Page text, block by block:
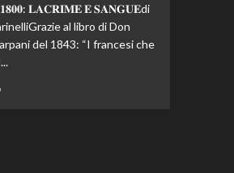
𝐋𝐀𝐂𝐑𝐈𝐌𝐄 𝐄 𝐒𝐀𝐍𝐆𝐔𝐄di
al libro di Don
del 1843: “I francesi che